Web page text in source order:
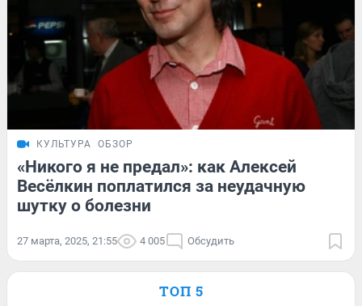
КУЛЬТУРА ОБЗОР
«Никого я не предал»: как Алексей
Весёлкин поплатился за неудачную
шутку о болезни
27 марта, 2025, 21:55 4 005 Обсудить
ТОП 5